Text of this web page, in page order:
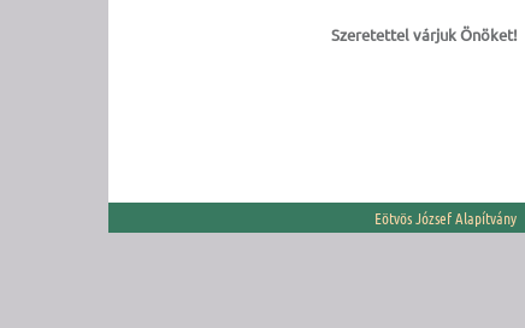
Szeretettel várjuk Önöket!
Eötvös József Alapítvány